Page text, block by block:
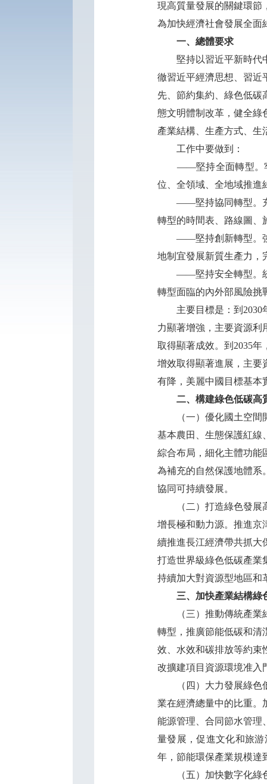
現高質量發展的關鍵環節
為加快經濟社會發展全面
一、總體要求
堅持以習近平新時代中
徹習近平經濟思想、習近
先、節約集約、綠色低碳
態文明體制改革，健全綠
產業結構、生產方式、生
工作中要做到：
——堅持全面轉型。牢
位、全領域、全地域推進
——堅持協同轉型。充
轉型的時間表、路線圖、
——堅持創新轉型。強
地制宜發展新質生產力，
——堅持安全轉型。統
轉型面臨的內外部風險挑
主要目標是：到2030年
力顯著增強，主要資源利
取得顯著成效。到2035
增效取得顯著進展，主要
有降，美麗中國目標基本
二、構建綠色低碳高
（一）優化國土空間開
基本農田、生態保護紅線
綜合布局，細化主體功能
為補充的自然保護地體系
協同可持續發展。
（二）打造綠色發展高
增長極和動力源。推進京
續推進長江經濟帶共抓大
打造世界級綠色低碳產業
持續加大對資源型地區和
三、加快產業結構綠
（三）推動傳統產業綠
轉型，推廣節能低碳和清
效、水效和碳排放等約束
改擴建項目資源環境准入
（四）大力發展綠色低
業在經濟總量中的比重。
能源管理、合同節水管理
量發展，促進文化和旅
年，節能環保產業規模達
（五）加快數字化綠色